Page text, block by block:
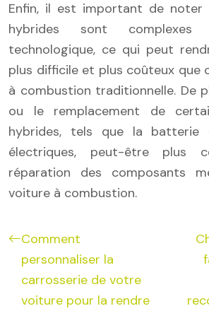
Enfin, il est important de noter
hybrides sont
technologique, ce qui peut
plus difficile et plus coûteux que
à combustion traditionnelle. De
ou le remplacement de
hybrides, tels que la batterie
électriques, peut-être plus
réparation des composants
voiture à combustion.
Comment
personnaliser la
carrosserie de votre
voiture pour la rendre